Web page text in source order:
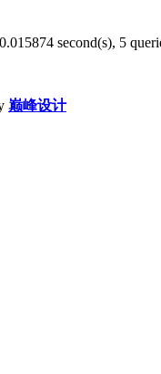
second(s), 5
巅峰设计